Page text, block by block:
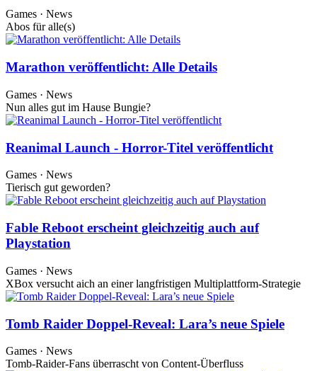
Games · News
Abos für alle(s)
Marathon veröffentlicht: Alle Details
Games · News
Nun alles gut im Hause Bungie?
Reanimal Launch - Horror-Titel veröffentlicht
Games · News
Tierisch gut geworden?
Fable Reboot erscheint gleichzeitig auch auf
Playstation
Games · News
XBox versucht aich an einer langfristigen Multiplattform-Strategie
Tomb Raider Doppel-Reveal: Lara’s neue Spiele
Games · News
Tomb-Raider-Fans überrascht von Content-Überfluss